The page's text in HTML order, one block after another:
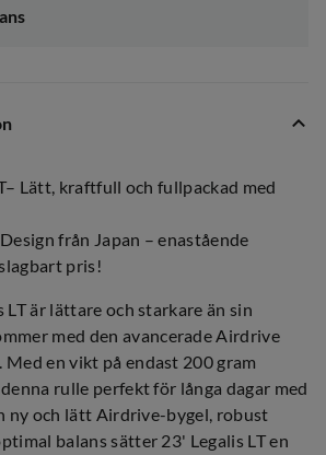
Lätt, kraftfull och fullpackad med
från Japan – enastående
pris!
LT är lättare och starkare än sin
med den avancerade Airdrive
en vikt på endast 200 gram
rulle perfekt för långa dagar med
ny och lätt Airdrive-bygel, robust
balans sätter 23' Legalis LT en